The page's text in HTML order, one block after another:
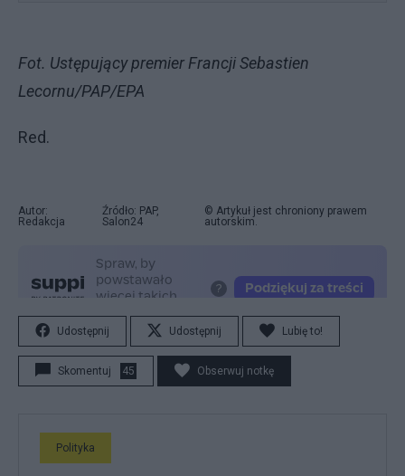
Fot. Ustępujący premier Francji Sebastien
Lecornu/PAP/EPA
Red.
Autor:
Redakcja
Źródło: PAP,
Salon24
© Artykuł jest chroniony prawem
autorskim.
Udostępnij Udostępnij Lubię to!
Skomentuj 45 Obserwuj notkę
Polityka